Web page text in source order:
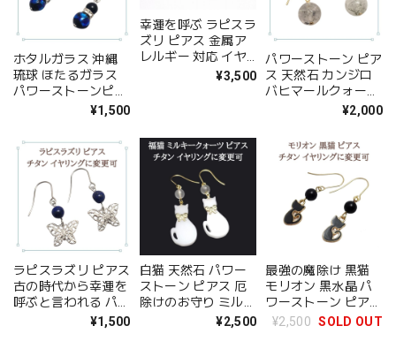
ホタルガラス 沖縄
琉球 ほたるガラス
パワーストーンピア
ス 天然石 琉球ガラ
ー イヤリングに変更
可 スピリチュアル
お守り プレゼント
ラッピング無料 メー
ル便 送料無料 アク
セサリー
¥1,500
幸運を呼ぶ ラピスラ
ズリ ピアス 金属ア
レルギー 対応 イヤ
リング変更可 送料無
¥3,500
パワーストーン ピア
ス 天然石 カンジロ
バヒマールクォーツ
パワーストーンピア
ルド アクセサリー
プレゼント ピアス
金属アレルギー 対応
¥2,000
ラピスラズリ ピアス
古の時代から幸運を
呼ぶと言われる パワ
ーストーン ピアス
¥1,500
白猫 天然石 パワー
ストーン ピアス 厄
除けのお守り ミルキ
ークォーツ ねこ 猫
¥2,500
最強の魔除け 黒猫
モリオン 黒水晶 パ
ワーストーン ピアス
イヤリング 金属アレ
¥2,500 SOLD OUT